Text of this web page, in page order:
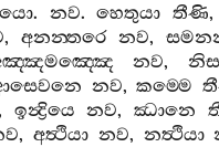
. නව.හෙතුයා තීණි
, අනන‍්තරෙ නව,
නව,
නව, කම‍්මෙ
ඉන්‍ද්‍රියෙ නව,ඣානෙ
,අත්‍ථියා නව, නත්‍ථියා